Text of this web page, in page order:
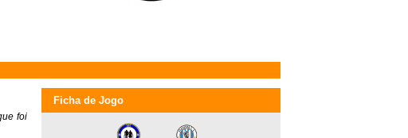
foi
Ficha de Jogo